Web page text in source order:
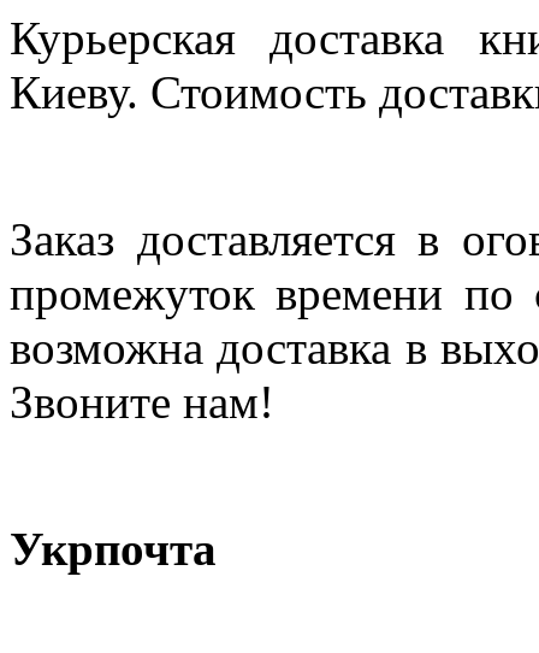
Курьерская доставка
Киеву. Стоимость
Заказ доставляется в
промежуток времени по
возможна доставка в
Звоните нам!
Укрпочта